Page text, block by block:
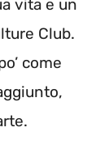
vita e un
Club.
come